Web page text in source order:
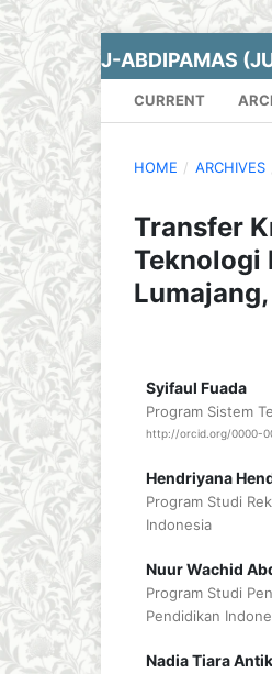
J-ABDIPAMAS
CURRENT
HOME / ARCHIVES
Transfer
Teknologi
Syifaul Fuada
Program Sistem
http://orcid.org/0000-
Hendriyana
Program Studi
Indonesia
Nuur Wachid
Program Studi
Pendidikan
Nadia Tiara